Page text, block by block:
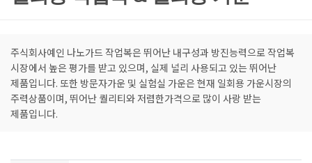
주식회사예인 나노가드 작업복은 뛰어난 내구성과 방진능력으로 작업복
시장에서 높은 평가를 받고 있으며, 실제 널리 사용되고 있는 뛰어난
제품입니다. 또한 방문자가운 및 실험실 가운은 현재 일회용 가운시장의
주력상품이며, 뛰어난 퀄리티와 저렴한가격으로 많이 사랑 받는
제품입니다.